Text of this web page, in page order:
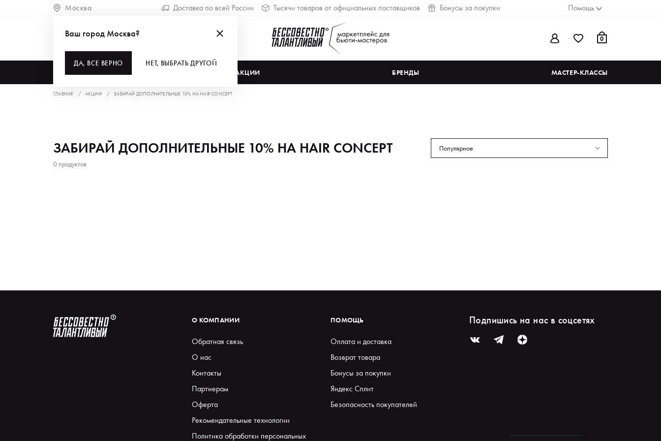
Москва Доставка по всей России Тысячи товаров от официальных поставщиков Бонусы за покупки Помощь
0
АКЦИИ БРЕНДЫ МАСТЕР-КЛАССЫ
Ваш город Москва?
ДА, ВСЕ ВЕРНО НЕТ, ВЫБРАТЬ ДРУГОЙ
ГЛАВНАЯ АКЦИИ ЗАБИРАЙ ДОПОЛНИТЕЛЬНЫЕ 10% НА HAIR CONCEPT
ЗАБИРАЙ ДОПОЛНИТЕЛЬНЫЕ 10% НА HAIR CONCEPT
0 продуктов
Популярное
О КОМПАНИИ
Обратная связь
О нас
Контакты
Партнерам
Оферта
Рекомендательные технологии
Политика обработки персональных
ПОМОЩЬ
Оплата и доставка
Возврат товара
Бонусы за покупки
Яндекс Сплит
Безопасность покупателей
Подпишись на нас в соцсетях